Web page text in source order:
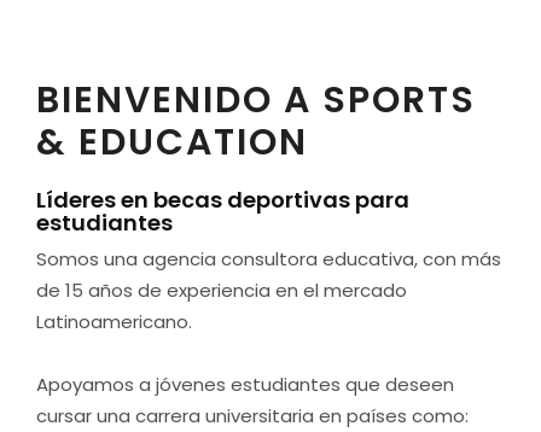
BIENVENIDO A SPORTS
& EDUCATION
Líderes en becas deportivas para
estudiantes
Somos una agencia consultora educativa, con más
de 15 años de experiencia en el mercado
Latinoamericano.
Apoyamos a jóvenes estudiantes que deseen
cursar una carrera universitaria en países como: